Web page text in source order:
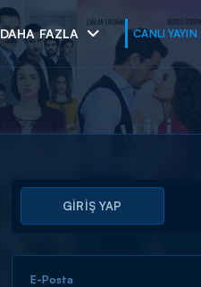
DAHA FAZLA CANLI YAYIN
GİRİŞ YAP
E-Posta